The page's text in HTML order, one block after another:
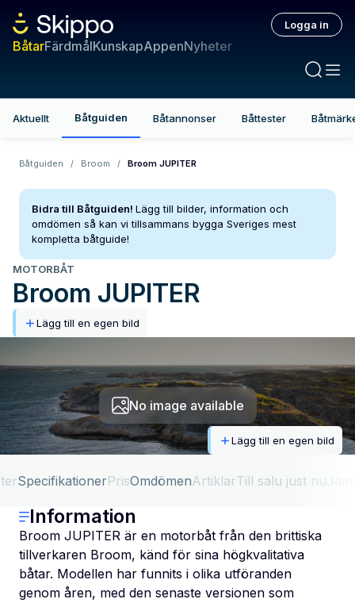
BåtarFärdmålKunskapAppenNyheter
Logga in
Aktuellt Båtguiden Båtannonser Båttester
Båtguiden / Broom / Broom JUPITER
Bidra till Båtguiden! Lägg till bilder, information och
omdömen så kan vi tillsammans bygga Sveriges mest
kompletta båtguide!
MOTORBÅT
Broom JUPITER
Lägg till en egen bild
No image available
Lägg till en egen bild
SpecifikationerPrisOmdömenArtiklarTill salu just nu
Information
Broom JUPITER är en motorbåt från den brittiska
tillverkaren Broom, känd för sina högkvalitativa
båtar. Modellen har funnits i olika utföranden
genom åren, med den senaste versionen som